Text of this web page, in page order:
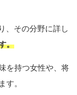
、その分野に詳し
。
を持つ女性や、将
す。